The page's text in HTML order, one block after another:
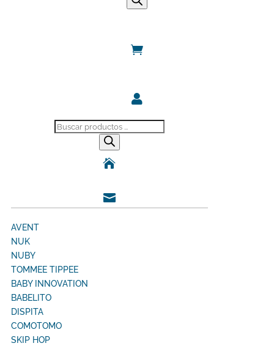


Búsqueda


AVENT
NUK
NUBY
TOMMEE TIPPEE
BABY INNOVATION
BABELITO
DISPITA
COMOTOMO
SKIP HOP